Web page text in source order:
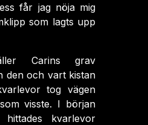
får jag nöja mig
som lagts upp
Carins grav
den och vart kistan
tog vägen
visste. I början
hittades kvarlevor